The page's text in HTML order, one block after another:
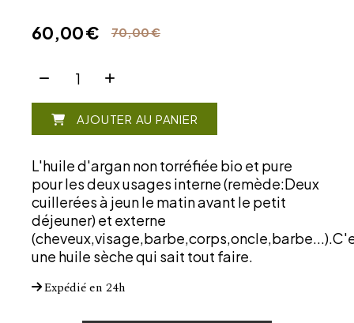
60,00€ 70,00€
AJOUTER AU PANIER
L'huile d'argan non torréfiée bio et pure
pour les deux usages interne (remède:Deux
cuillerées à jeun le matin avant le petit
déjeuner) et externe
une huile sèche qui sait tout faire.
Expédié en 24h